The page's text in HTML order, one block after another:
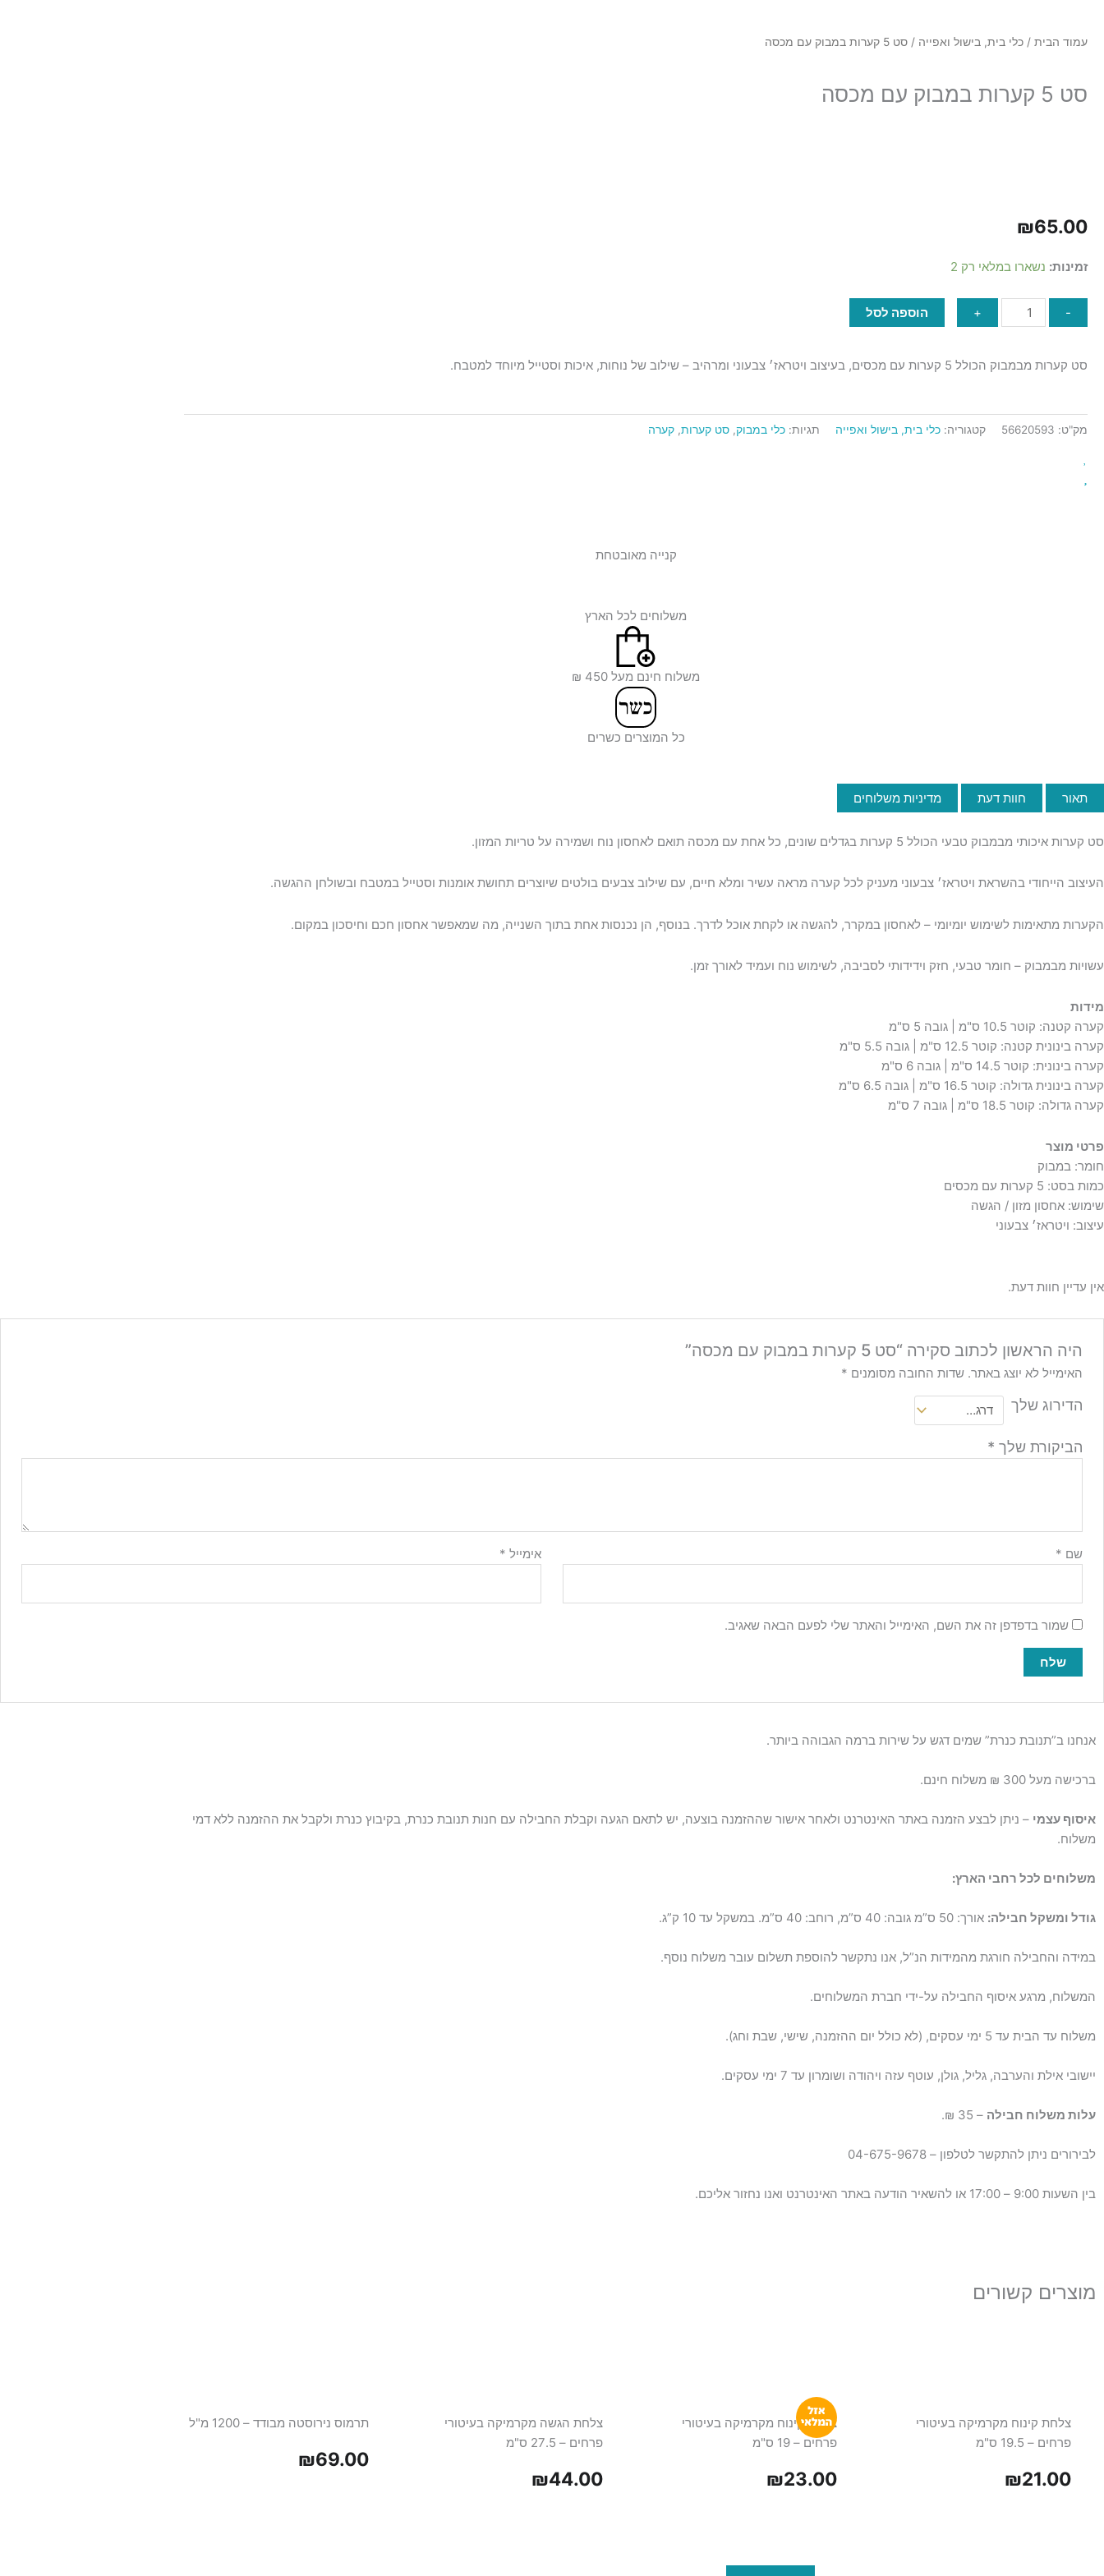
עמוד הבית / כלי בית, בישול ואפייה / סט 5 קערות במבוק עם מכסה
סט 5 קערות במבוק עם מכסה
₪65.00
זמינות: נשארו במלאי רק 2
-
כמות
סט
5
במבוק
+ הוספה לסל
סט קערות מבמבוק הכולל 5 קערות עם מכסים, בעיצוב ויטראז׳ צבעוני ומרהיב – שילוב של נוחות, איכות וסטייל מיוחד למטבח.
מק"ט: 56620593 קטגוריה: כלי בית, בישול ואפייה תגיות: כלי במבוק, סט קערות, קערה
קנייה מאובטחת
משלוחים לכל הארץ
משלוח חינם מעל 450 ₪
כל המוצרים כשרים
תאור חוות דעת מדיניות משלוחים
סט קערות איכותי מבמבוק טבעי הכולל 5 קערות בגדלים שונים, כל אחת עם מכסה תואם לאחסון נוח ושמירה על טריות המזון.
העיצוב הייחודי בהשראת ויטראז׳ צבעוני מעניק לכל קערה מראה עשיר ומלא חיים, עם שילוב צבעים בולטים שיוצרים תחושת אומנות וסטייל במטבח ובשולחן ההגשה.
הקערות מתאימות לשימוש יומיומי – לאחסון במקרר, להגשה או לקחת אוכל לדרך. בנוסף, הן נכנסות אחת בתוך השנייה, מה שמאפשר אחסון חכם וחיסכון במקום.
עשויות מבמבוק – חומר טבעי, חזק וידידותי לסביבה, לשימוש נוח ועמיד לאורך זמן.
מידות
קערה קטנה: קוטר 10.5 ס"מ | גובה 5 ס"מ
קערה בינונית קטנה: קוטר 12.5 ס"מ | גובה 5.5 ס"מ
קערה בינונית: קוטר 14.5 ס"מ | גובה 6 ס"מ
קערה בינונית גדולה: קוטר 16.5 ס"מ | גובה 6.5 ס"מ
קערה גדולה: קוטר 18.5 ס"מ | גובה 7 ס"מ
פרטי מוצר
חומר: במבוק
כמות בסט: 5 קערות עם מכסים
שימוש: אחסון מזון / הגשה
עיצוב: ויטראז׳ צבעוני
אין עדיין חוות דעת.
היה הראשון לכתוב סקירה “סט 5 קערות במבוק עם מכסה”
האימייל לא יוצג באתר. שדות החובה מסומנים *
הדירוג שלך
הביקורת שלך *
שם * אימייל *
שמור בדפדפן זה את השם, האימייל והאתר שלי לפעם הבאה שאגיב.
אנחנו ב”תנובת כנרת” שמים דגש על שירות ברמה הגבוהה ביותר.
ברכישה מעל 300 ₪ משלוח חינם.
איסוף עצמי – ניתן לבצע הזמנה באתר האינטרנט ולאחר אישור שההזמנה בוצעה, יש לתאם הגעה וקבלת החבילה עם חנות תנובת כנרת, בקיבוץ כנרת ולקבל את ההזמנה ללא דמי
משלוח.
משלוחים לכל רחבי הארץ:
גודל ומשקל חבילה: אורך: 50 ס”מ גובה: 40 ס”מ, רוחב: 40 ס”מ. במשקל עד 10 ק”ג.
במידה והחבילה חורגת מהמידות הנ”ל, אנו נתקשר להוספת תשלום עובר משלוח נוסף.
המשלוח, מרגע איסוף החבילה על-ידי חברת המשלוחים.
משלוח עד הבית עד 5 ימי עסקים, (לא כולל יום ההזמנה, שישי, שבת וחג).
יישובי אילת והערבה, גליל, גולן, עוטף עזה ויהודה ושומרון עד 7 ימי עסקים.
עלות משלוח חבילה – 35 ₪.
לבירורים ניתן להתקשר לטלפון – 04-675-9678
בין השעות 9:00 – 17:00 או להשאיר הודעה באתר האינטרנט ואנו נחזור אליכם.
מוצרים קשורים
צלחת קינוח מקרמיקה בעיטורי
פרחים – 19.5 ס"מ
₪21.00
צלחת קינוח מקרמיקה בעיטורי
פרחים – 19 ס"מ
₪23.00
צלחת הגשה מקרמיקה בעיטורי
פרחים – 27.5 ס"מ
₪44.00
תרמוס נירוסטה מבודד – 1200 מ"ל
₪69.00